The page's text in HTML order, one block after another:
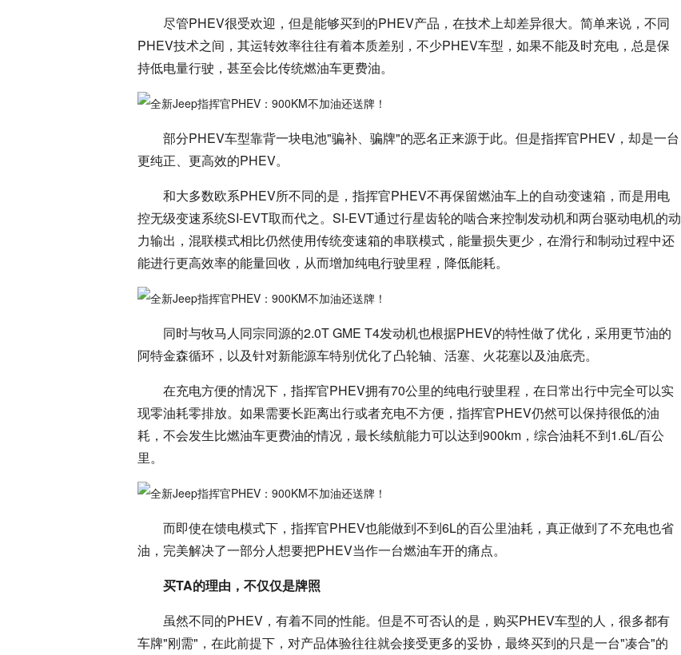
尽管PHEV很受欢迎，但是能够买到的PHEV产品，在技术上却差异很大。简单来说，不同
PHEV技术之间，其运转效率往往有着本质差别，不少PHEV车型，如果不能及时充电，总是保
持低电量行驶，甚至会比传统燃油车更费油。
部分PHEV车型靠背一块电池"骗补、骗牌"的恶名正来源于此。但是指挥官PHEV，却是一台
更纯正、更高效的PHEV。
和大多数欧系PHEV所不同的是，指挥官PHEV不再保留燃油车上的自动变速箱，而是用电
控无级变速系统SI-EVT取而代之。SI-EVT通过行星齿轮的啮合来控制发动机和两台驱动电机的动
力输出，混联模式相比仍然使用传统变速箱的串联模式，能量损失更少，在滑行和制动过程中还
能进行更高效率的能量回收，从而增加纯电行驶里程，降低能耗。
同时与牧马人同宗同源的2.0T GME T4发动机也根据PHEV的特性做了优化，采用更节油的
阿特金森循环，以及针对新能源车特别优化了凸轮轴、活塞、火花塞以及油底壳。
在充电方便的情况下，指挥官PHEV拥有70公里的纯电行驶里程，在日常出行中完全可以实
现零油耗零排放。如果需要长距离出行或者充电不方便，指挥官PHEV仍然可以保持很低的油
耗，不会发生比燃油车更费油的情况，最长续航能力可以达到900km，综合油耗不到1.6L/百公
里。
而即使在馈电模式下，指挥官PHEV也能做到不到6L的百公里油耗，真正做到了不充电也省
油，完美解决了一部分人想要把PHEV当作一台燃油车开的痛点。
买TA的理由，不仅仅是牌照
虽然不同的PHEV，有着不同的性能。但是不可否认的是，购买PHEV车型的人，很多都有
车牌"刚需"，在此前提下，对产品体验往往就会接受更多的妥协，最终买到的只是一台"凑合"的